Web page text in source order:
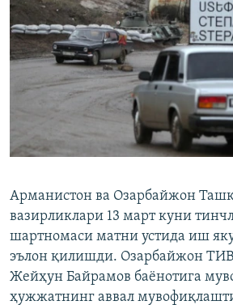
Арманистон ва Озарбайжон
вазирликлари 13 март куни
шартномаси матни устида иш
эълон қилишди. Озарбайжон
Жейҳун Байрамов баёнотига
ҳужжатнинг аввал